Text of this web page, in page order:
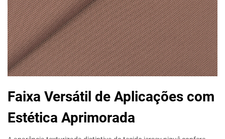
Faixa Versátil de Aplicações com
Estética Aprimorada